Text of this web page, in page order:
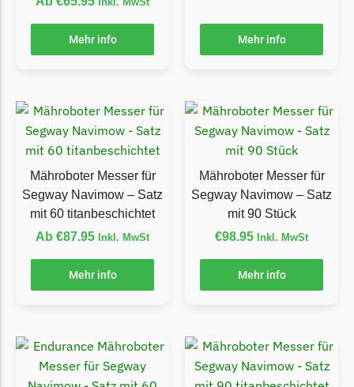
Powerplus
Powerplus Messer
Powerworks
Powerworks Messer
Begrenzungsdraht
Robomow
Robomow Messer
Scheppach
Scheppach Messer
Segway
Segway Navimow Messer
Mehr info Mehr info
Mähroboter Messer für
Segway Navimow – Satz
mit 60 titanbeschichtet
Ab €87.95 Inkl. MwSt
Mehr info
Mähroboter Messer für
Segway Navimow – Satz
mit 90 Stück
€98.95 Inkl. MwSt
Mehr info